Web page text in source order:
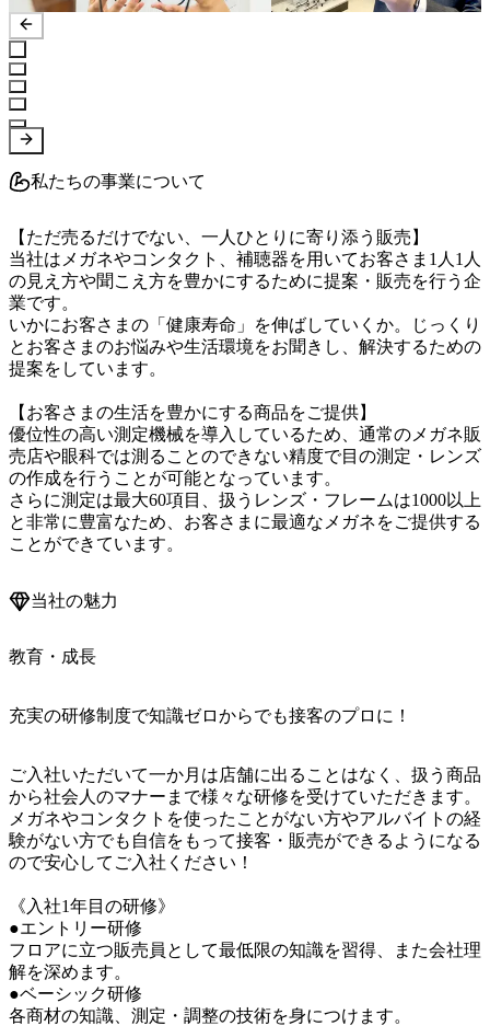
私たちの事業について
【ただ売るだけでない、一人ひとりに寄り添う販売】
当社はメガネやコンタクト、補聴器を用いてお客さま1人1人
の見え方や聞こえ方を豊かにするために提案・販売を行う企
業です。
いかにお客さまの「健康寿命」を伸ばしていくか。じっくり
とお客さまのお悩みや生活環境をお聞きし、解決するための
提案をしています。
【お客さまの生活を豊かにする商品をご提供】
優位性の高い測定機械を導入しているため、通常のメガネ販
売店や眼科では測ることのできない精度で目の測定・レンズ
の作成を行うことが可能となっています。
さらに測定は最大60項目、扱うレンズ・フレームは1000以上
と非常に豊富なため、お客さまに最適なメガネをご提供する
ことができています。
当社の魅力
教育・成長
充実の研修制度で知識ゼロからでも接客のプロに！
ご入社いただいて一か月は店舗に出ることはなく、扱う商品
から社会人のマナーまで様々な研修を受けていただきます。
メガネやコンタクトを使ったことがない方やアルバイトの経
験がない方でも自信をもって接客・販売ができるようになる
ので安心してご入社ください！
《入社1年目の研修》
●エントリー研修
フロアに立つ販売員として最低限の知識を習得、また会社理
解を深めます。
●ベーシック研修
各商材の知識、測定・調整の技術を身につけます。